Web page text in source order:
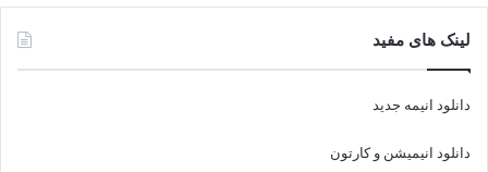
لینک های مفید
دانلود انیمه جدید
دانلود انیمیشن و کارتون